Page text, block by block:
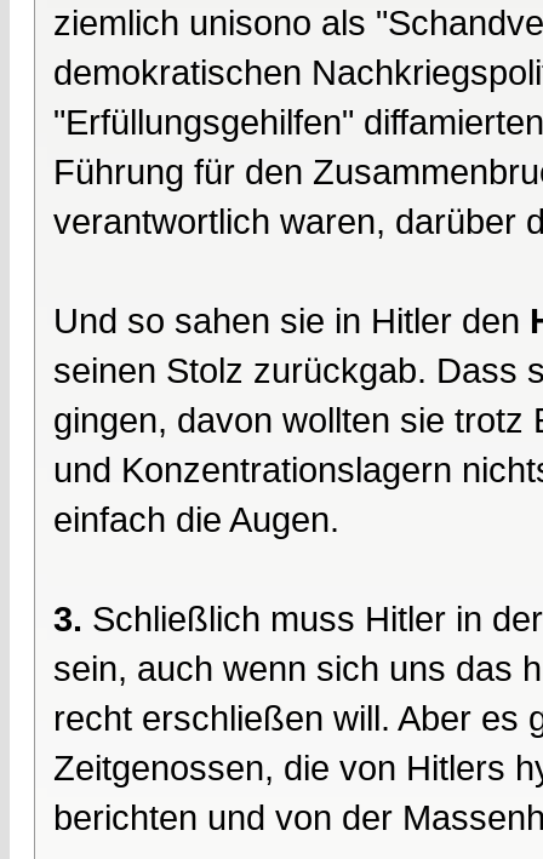
ziemlich unisono als
demokratischen
"Erfüllungsgehilfen"
Führung für den
verantwortlich waren, darüber
Und so sahen sie in Hitler den
seinen Stolz zurückgab. Dass
gingen, davon wollten sie
und Konzentrationslagern
einfach die Augen.
3. Schließlich muss Hitler in
sein, auch wenn sich uns das
recht erschließen will. Aber es
Zeitgenossen, die von Hitlers
berichten und von der